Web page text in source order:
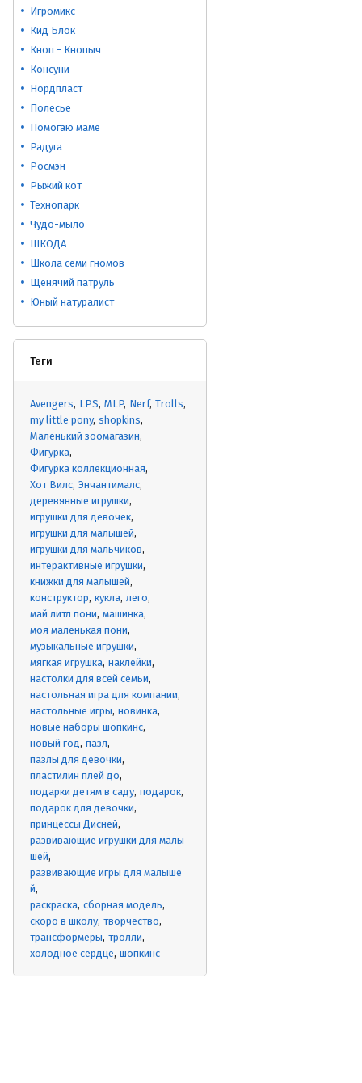
Игромикс
Кид Блок
Кноп - Кнопыч
Консуни
Нордпласт
Полесье
Помогаю маме
Радуга
Росмэн
Рыжий кот
Технопарк
Чудо-мыло
ШКОДА
Школа семи гномов
Щенячий патруль
Юный натуралист
Теги
Avengers LPS MLP Nerf Trolls
my little pony shopkins
Маленький зоомагазин
Фигурка
Фигурка коллекционная
Хот Вилс Энчантималс
деревянные игрушки
игрушки для девочек
игрушки для малышей
игрушки для мальчиков
интерактивные игрушки
книжки для малышей
конструктор кукла лего
май литл пони машинка
моя маленькая пони
музыкальные игрушки
мягкая игрушка наклейки
настолки для всей семьи
настольная игра для компании
настольные игры новинка
новые наборы шопкинс
новый год пазл
пазлы для девочки
пластилин плей до
подарки детям в саду подарок
подарок для девочки
принцессы Дисней
развивающие игрушки для малы
шей
развивающие игры для малыше
й
раскраска сборная модель
скоро в школу творчество
трансформеры тролли
холодное сердце шопкинс